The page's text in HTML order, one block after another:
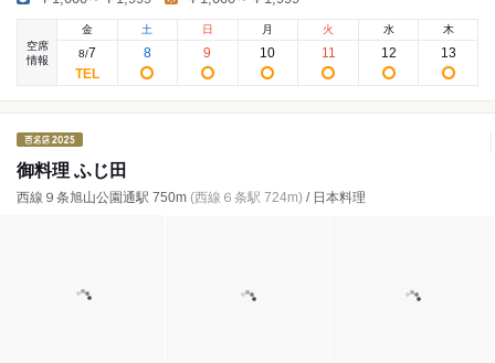
空席
情報
金
8/7
土
8
日
9
月
10
火
11
水
12
木
13
御料理 ふじ田
西線９条旭山公園通駅 750m (西線６条駅 724m) / 日本料理